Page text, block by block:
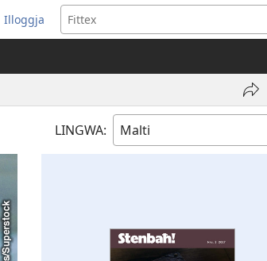
Illoggja
(opens
new
LINGWA: